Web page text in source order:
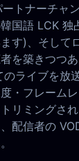
トナーチャ
国語 LCK 独
す)、そして
を築きつつ
ライブを放
・フレーム
リミングさ
配信者の